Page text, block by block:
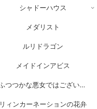
シャドーハウス
メダリスト
ルリドラゴン
メイドインアビス
ふつつかな悪女ではございますが
リィンカーネーションの花弁